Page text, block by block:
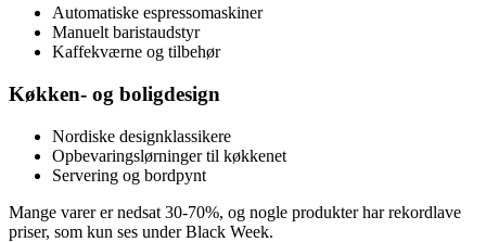
Automatiske espressomaskiner
Manuelt baristaudstyr
Kaffekværne og tilbehør
Køkken- og boligdesign
Nordiske designklassikere
Opbevaringslørninger til køkkenet
Servering og bordpynt
Mange varer er nedsat 30-70%, og nogle produkter har rekordlave
priser, som kun ses under Black Week.